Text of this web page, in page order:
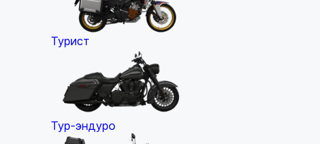
Турист
Тур-эндуро